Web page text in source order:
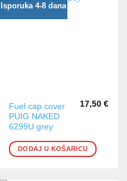
Isporuka 4-8 dana
Fuel cap cover
PUIG NAKED
6299U grey
17,50 €
DODAJ U KOŠARICU